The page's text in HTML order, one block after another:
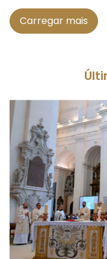
Carregar mais